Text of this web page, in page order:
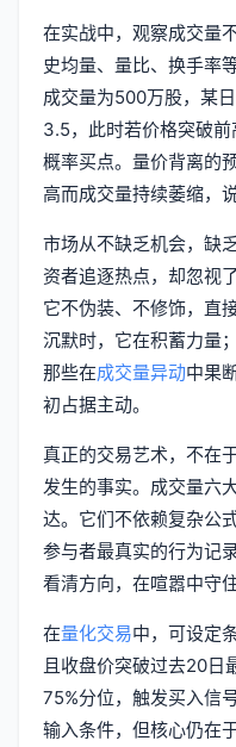
在实战中，观察成交量
史均量、量比、换手率
成交量为500万股，某
3.5，此时若价格突破
概率买点。量价背离
高而成交量持续萎缩，
市场从不缺乏机会，缺
资者追逐热点，却忽视
它不伪装、不修饰，直
沉默时，它在积蓄力量
那些在成交量异动中果
初占据主动。
真正的交易艺术，不在
发生的事实。成交量六
达。它们不依赖复杂公
参与者最真实的行为记
看清方向，在喧嚣中守住
在量化交易中，可设定
且收盘价突破过去20日
75%分位，触发买入信
输入条件，但核心仍在